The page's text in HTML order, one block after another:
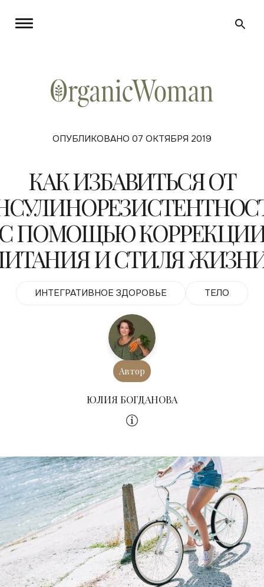
ОПУБЛИКОВАНО 07 ОКТЯБРЯ 2019
КАК ИЗБАВИТЬСЯ ОТ
ПОМОЩЬЮ
И СТИЛЯ
ИНТЕГРАТИВНОЕ ЗДОРОВЬЕ ТЕЛО
Автор
ЮЛИЯ БОГДАНОВА